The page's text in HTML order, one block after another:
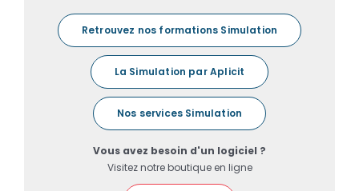
Retrouvez nos formations Simulation
La Simulation par Aplicit
Nos services Simulation
Vous avez besoin d'un logiciel ?
Visitez notre boutique en ligne